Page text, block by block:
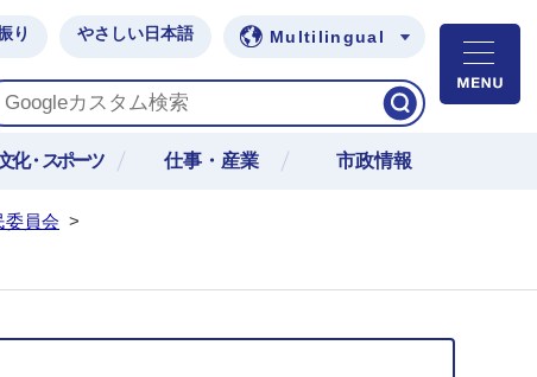
り やさしい日本語 Multilingual
化・スポーツ 仕事・産業 市政情報
委員会 >